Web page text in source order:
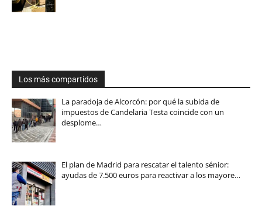
Los más compartidos
La paradoja de Alcorcón: por qué la subida de
impuestos de Candelaria Testa coincide con un
desplome…
El plan de Madrid para rescatar el talento sénior:
ayudas de 7.500 euros para reactivar a los mayore…